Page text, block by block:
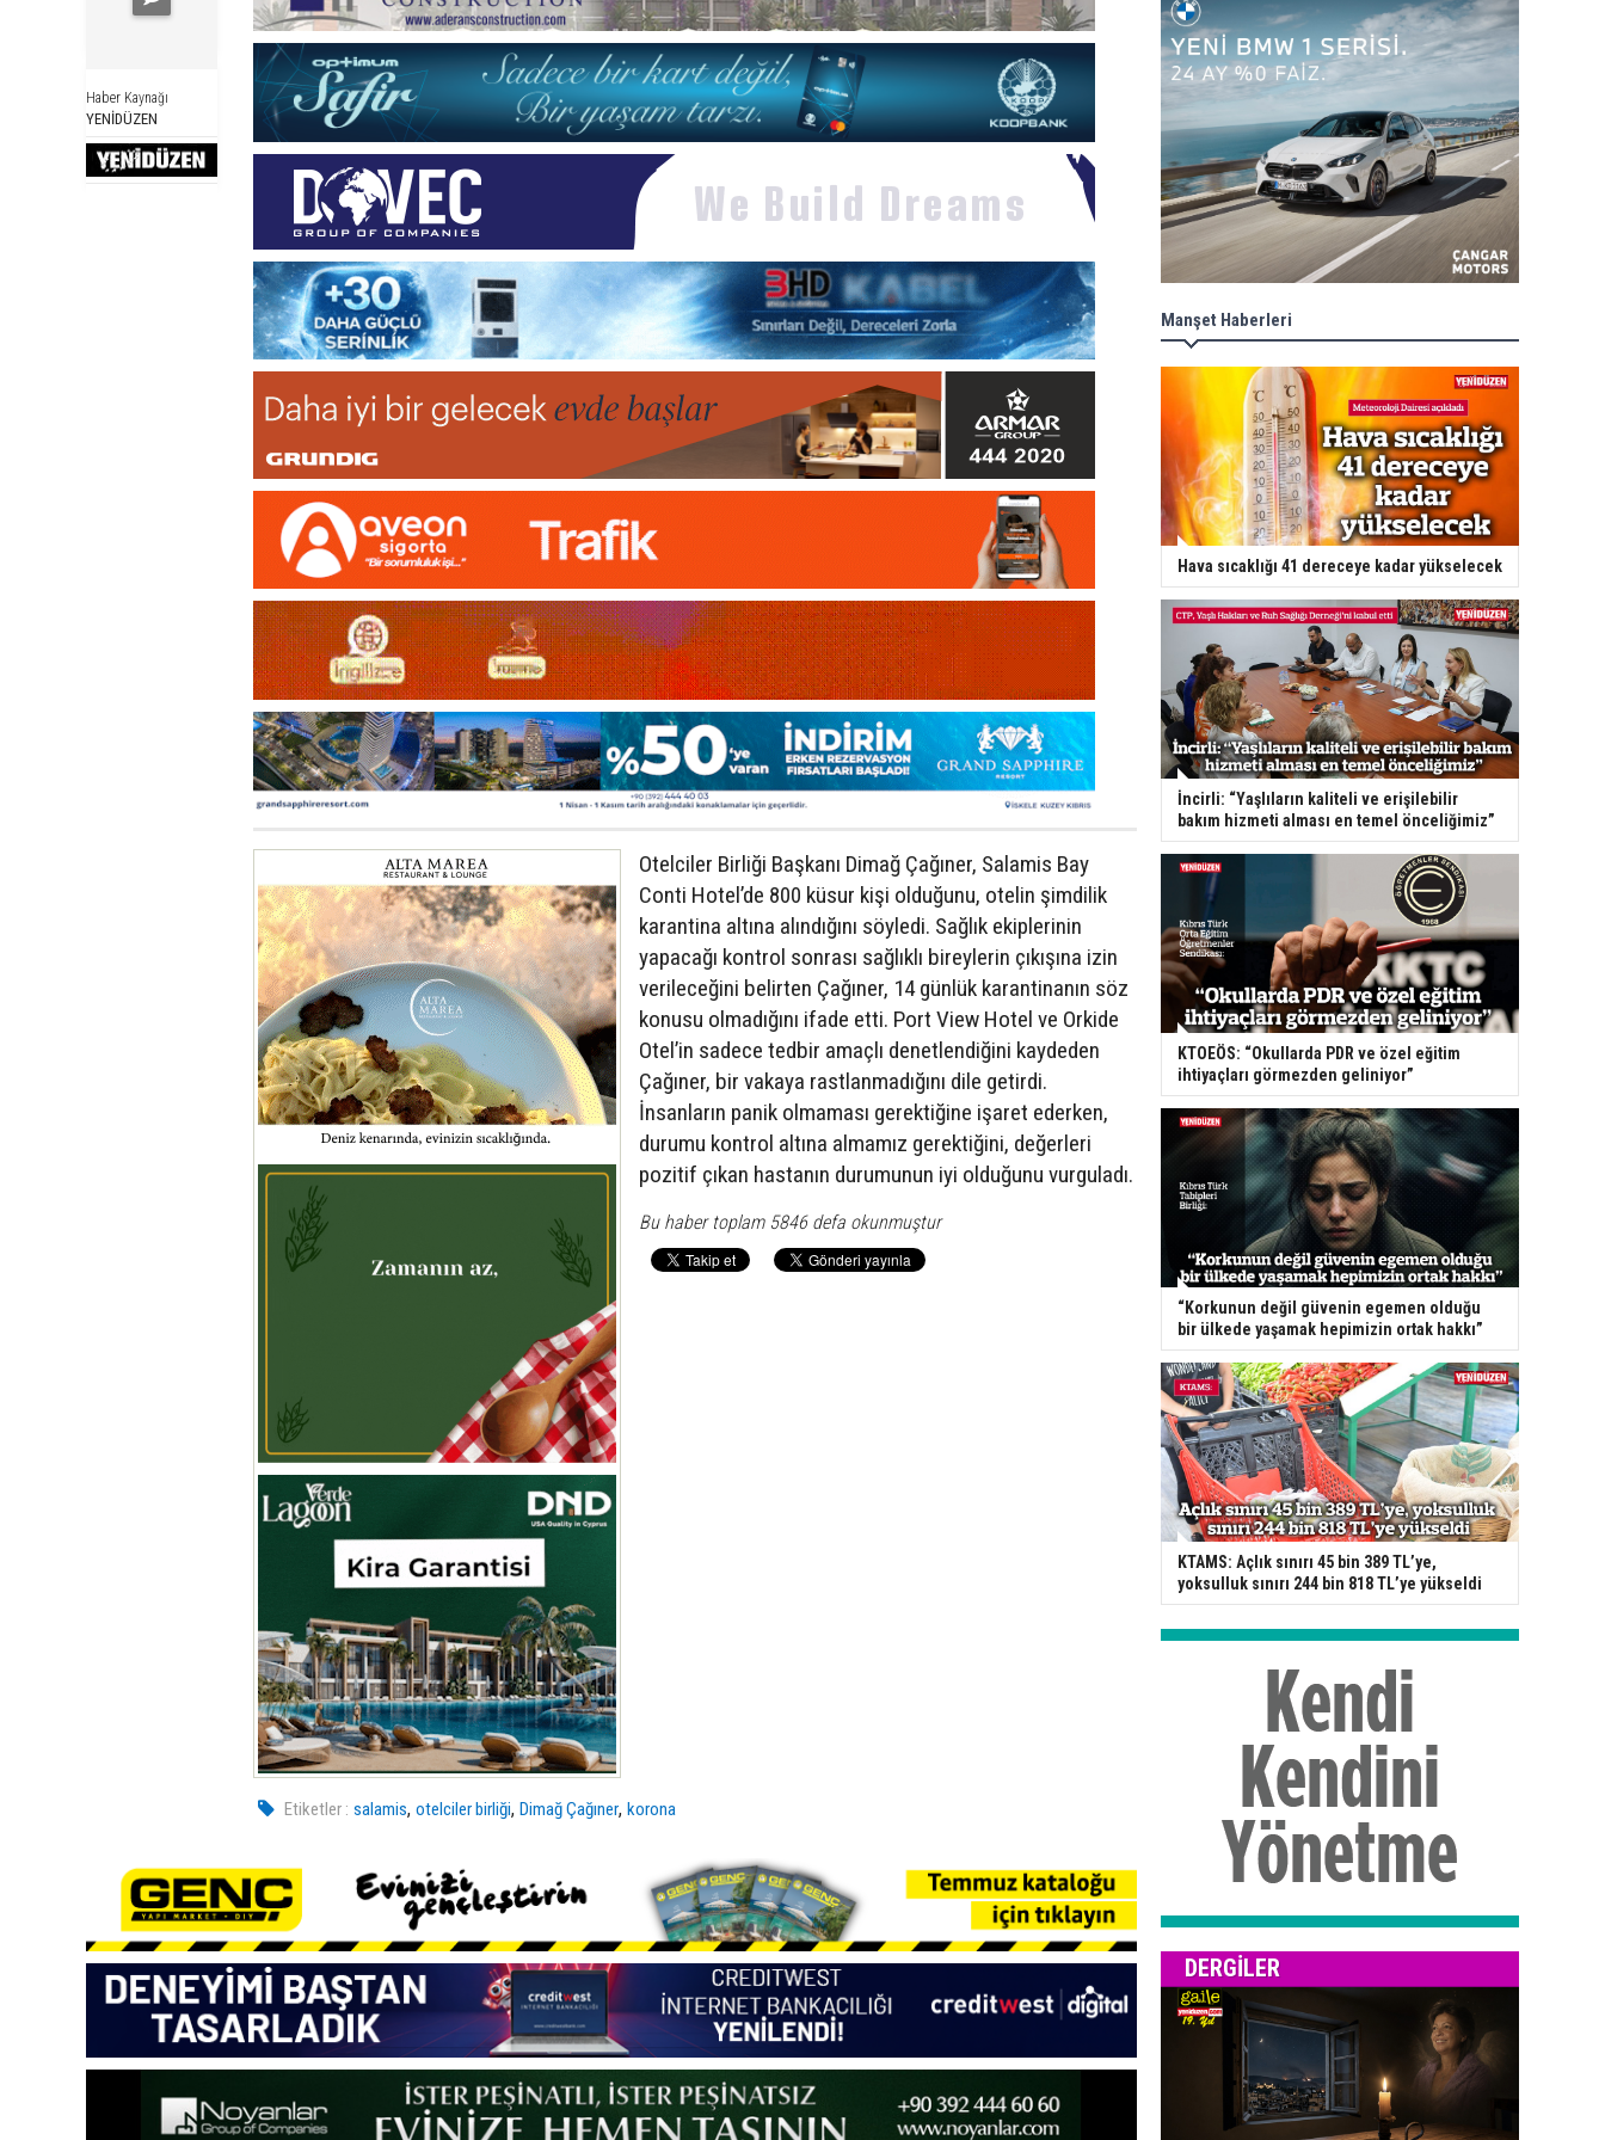
Haber Kaynağı
YENİDÜZEN
Otelciler Birliği Başkanı Dimağ Çağıner, Salamis Bay
Conti Hotel’de 800 küsur kişi olduğunu, otelin şimdilik
karantina altına alındığını söyledi. Sağlık ekiplerinin
yapacağı kontrol sonrası sağlıklı bireylerin çıkışına izin
verileceğini belirten Çağıner, 14 günlük karantinanın söz
konusu olmadığını ifade etti. Port View Hotel ve Orkide
Otel’in sadece tedbir amaçlı denetlendiğini kaydeden
Çağıner, bir vakaya rastlanmadığını dile getirdi.
İnsanların panik olmaması gerektiğine işaret ederken,
durumu kontrol altına almamız gerektiğini, değerleri
pozitif çıkan hastanın durumunun iyi olduğunu vurguladı.
Bu haber toplam 5846 defa okunmuştur
Etiketler : salamis,otelciler birliği,Dimağ Çağıner,korona
Manşet Haberleri
Hava sıcaklığı 41 dereceye kadar yükselecek
İncirli: “Yaşlıların kaliteli ve erişilebilir
bakım hizmeti alması en temel önceliğimiz”
KTOEÖS: “Okullarda PDR ve özel eğitim
ihtiyaçları görmezden geliniyor”
“Korkunun değil güvenin egemen olduğu
bir ülkede yaşamak hepimizin ortak hakkı”
KTAMS: Açlık sınırı 45 bin 389 TL’ye,
yoksulluk sınırı 244 bin 818 TL’ye yükseldi
DERGILER